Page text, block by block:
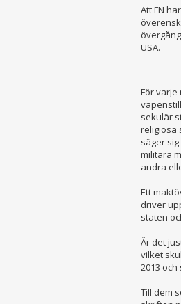
Att FN
USA.
För
sekulär
religiösa
säger
militära
andra
Ett
driver
staten
Är det
vilket
2013
Till dem